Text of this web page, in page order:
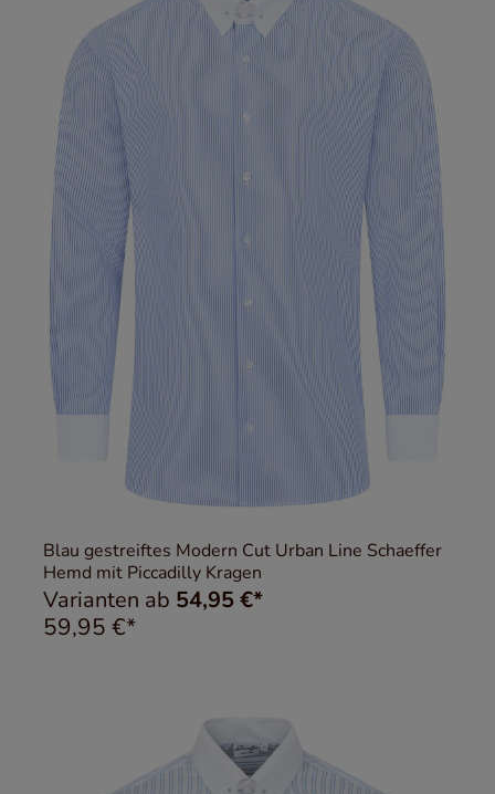
Blau gestreiftes Modern Cut Urban Line Schaeffer
Hemd mit Piccadilly Kragen
Varianten ab 54,95 €*
59,95 €*